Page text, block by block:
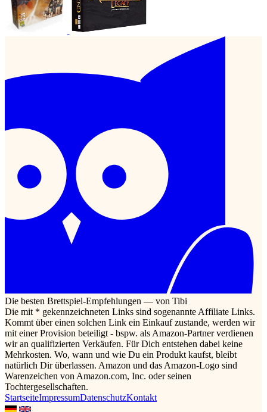
Die besten Brettspiel-Empfehlungen — von Tibi
Die mit * gekennzeichneten Links sind sogenannte Affiliate Links.
Kommt über einen solchen Link ein Einkauf zustande, werden wir
mit einer Provision beteiligt - bspw. als Amazon-Partner verdienen
wir an qualifizierten Verkäufen. Für Dich entstehen dabei keine
Mehrkosten. Wo, wann und wie Du ein Produkt kaufst, bleibt
natürlich Dir überlassen. Amazon und das Amazon-Logo sind
Warenzeichen von Amazon.com, Inc. oder seinen
Tochtergesellschaften.
StartseiteImpressumDatenschutzKontakt